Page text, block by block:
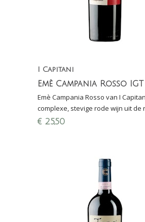
I Capitani
Emè Campania Rosso IGT
Emè Campania Rosso van I
complexe, stevige rode wijn uit de
Campania (Zuid-Italië). Emè
€ 25,50